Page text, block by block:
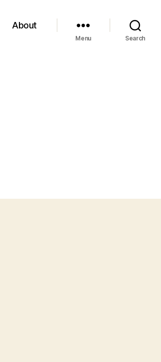
About
Menu Search